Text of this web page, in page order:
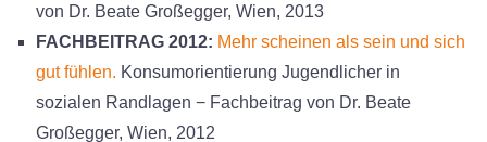
von Dr. Beate Großegger, Wien, 2013
FACHBEITRAG 2012: Mehr scheinen als sein und sich
gut fühlen. Konsumorientierung Jugendlicher in
sozialen Randlagen − Fachbeitrag von Dr. Beate
Großegger, Wien, 2012